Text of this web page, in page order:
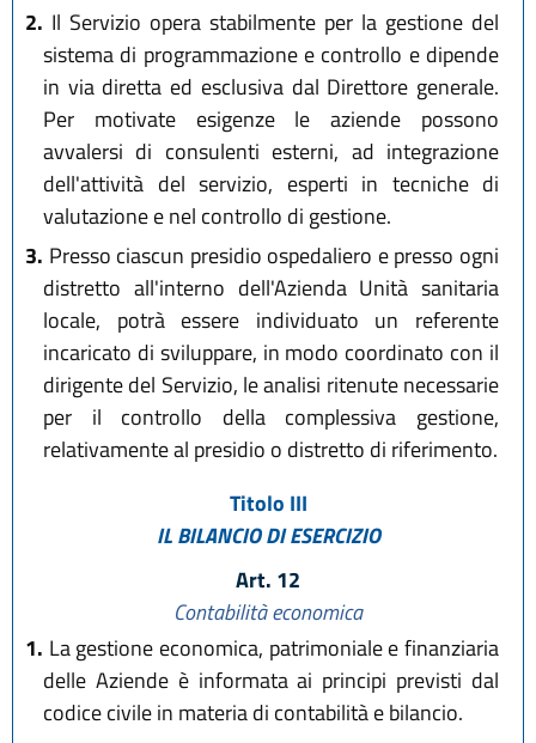
2. Il Servizio opera stabilmente per la gestione del
sistema di programmazione e controllo e dipende
in via diretta ed esclusiva dal Direttore generale.
Per motivate esigenze le aziende possono
avvalersi di consulenti esterni, ad integrazione
dell'attività del servizio, esperti in tecniche di
valutazione e nel controllo di gestione.
3. Presso ciascun presidio ospedaliero e presso ogni
distretto all'interno dell'Azienda Unità sanitaria
locale, potrà essere individuato un referente
incaricato di sviluppare, in modo coordinato con il
dirigente del Servizio, le analisi ritenute necessarie
per il controllo della complessiva gestione,
relativamente al presidio o distretto di riferimento.
Titolo III
IL BILANCIO DI ESERCIZIO
Art. 12
Contabilità economica
1. La gestione economica, patrimoniale e finanziaria
delle Aziende è informata ai principi previsti dal
codice civile in materia di contabilità e bilancio.